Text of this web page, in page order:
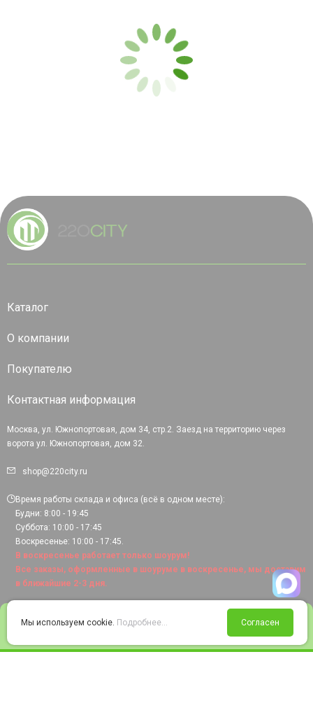
Войти Избранное Корзина
Каталог
О компании
Покупателю
Контактная информация
Москва, ул. Южнопортовая, дом 34, стр.2. Заезд на территорию через
ворота ул. Южнопортовая, дом 32.
shop@220city.ru
Время работы склада и офиса (всё в одном месте):
Будни: 8:00 - 19:45
Суббота: 10:00 - 17:45
Воскресенье: 10:00 - 17:45.
В воскресенье работает только шоурум!
Все заказы, оформленные в шоуруме в воскресенье, мы доставим
в ближайшие 2-3 дня.
Мы используем cookie. Подробнее... Согласен